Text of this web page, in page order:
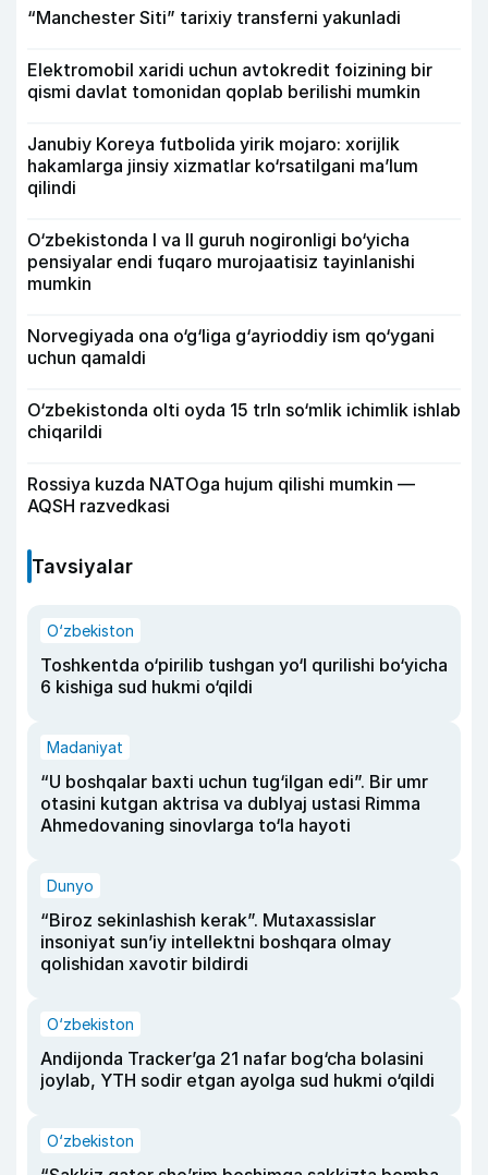
“Manchester Siti” tarixiy transferni yakunladi
Elektromobil xaridi uchun avtokredit foizining bir
qismi davlat tomonidan qoplab berilishi mumkin
Janubiy Koreya futbolida yirik mojaro: xorijlik
hakamlarga jinsiy xizmatlar ko‘rsatilgani ma’lum
qilindi
O‘zbekistonda I va II guruh nogironligi bo‘yicha
pensiyalar endi fuqaro murojaatisiz tayinlanishi
mumkin
Norvegiyada ona o‘g‘liga g‘ayrioddiy ism qo‘ygani
uchun qamaldi
O‘zbekistonda olti oyda 15 trln so‘mlik ichimlik ishlab
chiqarildi
Rossiya kuzda NATOga hujum qilishi mumkin —
AQSH razvedkasi
Tavsiyalar
O‘zbekiston
Toshkentda o‘pirilib tushgan yo‘l qurilishi bo‘yicha
6 kishiga sud hukmi o‘qildi
Madaniyat
“U boshqalar baxti uchun tug‘ilgan edi”. Bir umr
otasini kutgan aktrisa va dublyaj ustasi Rimma
Ahmedovaning sinovlarga to‘la hayoti
Dunyo
“Biroz sekinlashish kerak”. Mutaxassislar
insoniyat sun’iy intellektni boshqara olmay
qolishidan xavotir bildirdi
O‘zbekiston
Andijonda Tracker’ga 21 nafar bog‘cha bolasini
joylab, YTH sodir etgan ayolga sud hukmi o‘qildi
O‘zbekiston